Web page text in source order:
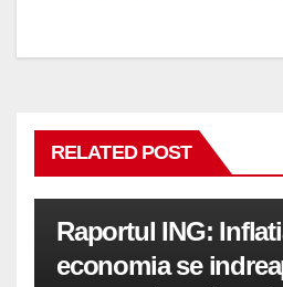
RELATED POST
Raportul ING:
economia se